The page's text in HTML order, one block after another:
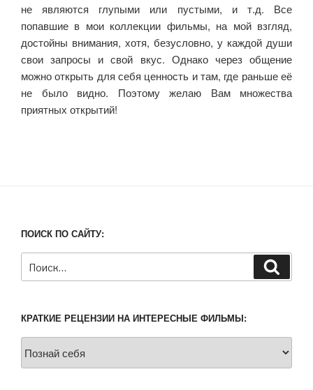
не являются глупыми или пустыми, и т.д. Все
попавшие в мои коллекции фильмы, на мой взгляд,
достойны внимания, хотя, безусловно, у каждой души
свои запросы и свой вкус. Однако через общение
можно открыть для себя ценность и там, где раньше её
не было видно. Поэтому желаю Вам множества
приятных открытий!
ПОИСК ПО САЙТУ:
Искать:
КРАТКИЕ РЕЦЕНЗИИ НА ИНТЕРЕСНЫЕ ФИЛЬМЫ:
РЕЦЕНЗИИ